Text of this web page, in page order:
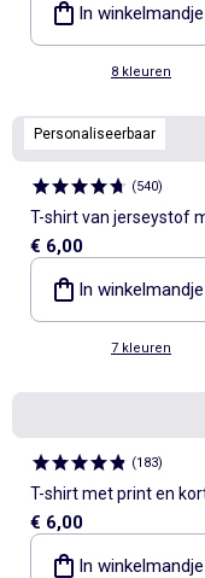
In winkelmandje
8 kleuren
Personaliseerbaar
(540)
T-shirt van jerseystof
korte mouwen
€ 6,00
In winkelmandje
7 kleuren
(183)
T-shirt met print en
mouwen met motief
€ 6,00
In winkelmandje